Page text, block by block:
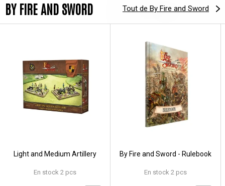
BY FIRE AND SWORD Tout de By Fire and Sword
Light and Medium Artillery
En stock 2 pcs
By Fire and Sword - Rulebook
En stock 2 pcs